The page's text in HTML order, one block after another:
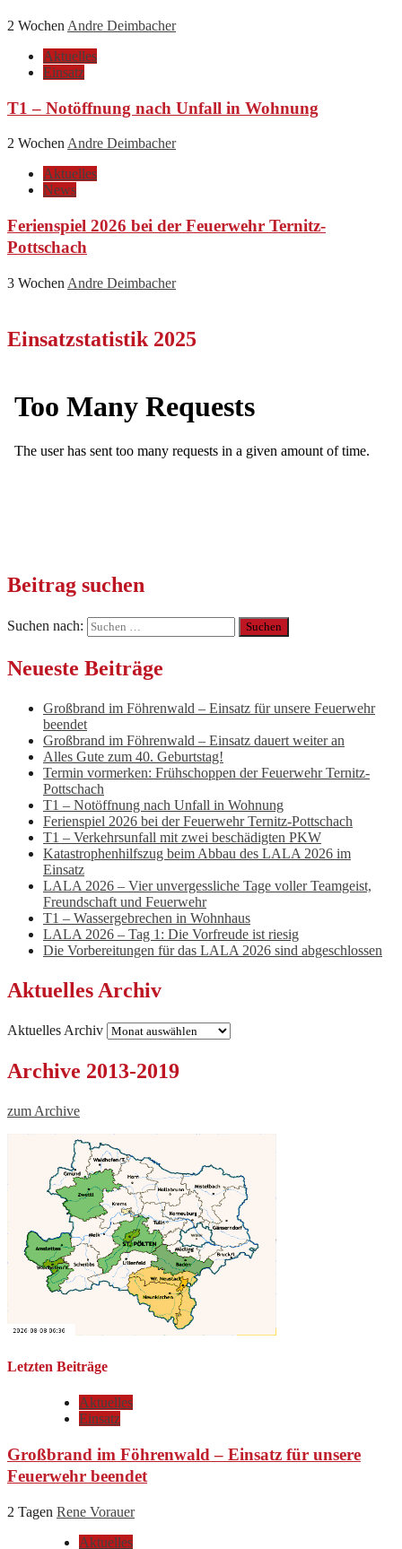
2 Wochen Andre Deimbacher
Aktuelles
Einsatz
T1 – Notöffnung nach Unfall in Wohnung
2 Wochen Andre Deimbacher
Aktuelles
News
Ferienspiel 2026 bei der Feuerwehr Ternitz-
Pottschach
3 Wochen Andre Deimbacher
Einsatzstatistik 2025
Beitrag suchen
Suchen nach:
Neueste Beiträge
Großbrand im Föhrenwald – Einsatz für unsere Feuerwehr
beendet
Großbrand im Föhrenwald – Einsatz dauert weiter an
Alles Gute zum 40. Geburtstag!
Termin vormerken: Frühschoppen der Feuerwehr Ternitz-
Pottschach
T1 – Notöffnung nach Unfall in Wohnung
Ferienspiel 2026 bei der Feuerwehr Ternitz-Pottschach
T1 – Verkehrsunfall mit zwei beschädigten PKW
Katastrophenhilfszug beim Abbau des LALA 2026 im
Einsatz
LALA 2026 – Vier unvergessliche Tage voller Teamgeist,
Freundschaft und Feuerwehr
T1 – Wassergebrechen in Wohnhaus
LALA 2026 – Tag 1: Die Vorfreude ist riesig
Die Vorbereitungen für das LALA 2026 sind abgeschlossen
Aktuelles Archiv
Aktuelles Archiv
Archive 2013-2019
zum Archive
Letzten Beiträge
Aktuelles
Einsatz
Großbrand im Föhrenwald – Einsatz für unsere
Feuerwehr beendet
2 Tagen Rene Vorauer
Aktuelles